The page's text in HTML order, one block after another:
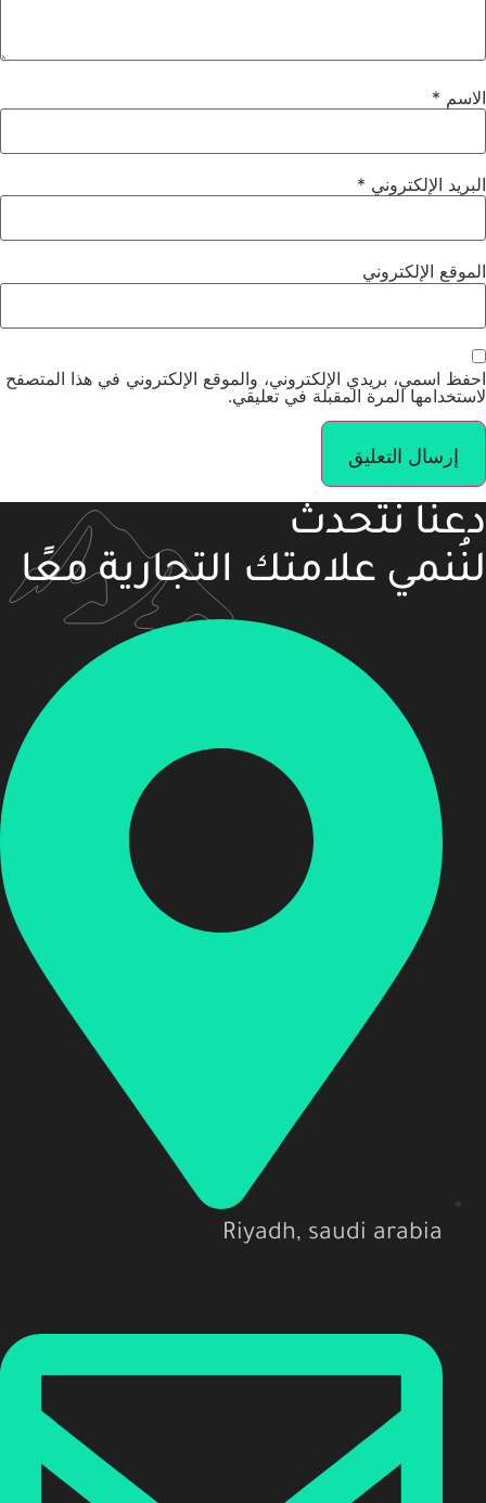
الاسم *
البريد الإلكتروني *
الموقع الإلكتروني
احفظ اسمي، بريدي الإلكتروني، والموقع الإلكتروني في هذا المتصفح
لاستخدامها المرة المقبلة في تعليقي.
دعنا نتحدث
لنُنمي علامتك التجارية معًا
Riyadh, saudi arabia